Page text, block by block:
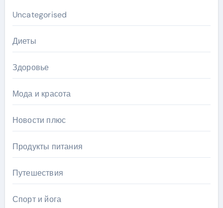
Uncategorised
Диеты
Здоровье
Мода и красота
Новости плюс
Продукты питания
Путешествия
Спорт и йога